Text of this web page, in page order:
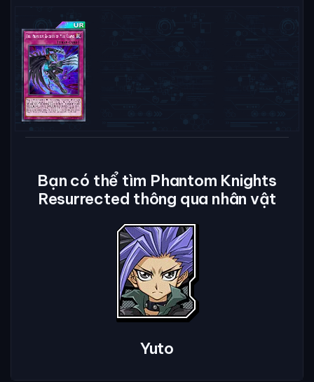
Bạn có thể tìm Phantom Knights
Resurrected thông qua nhân vật
Yuto